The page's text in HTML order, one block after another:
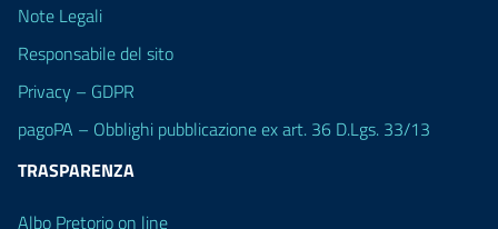
Note Legali
Responsabile del sito
Privacy – GDPR
pagoPA – Obblighi pubblicazione ex art. 36 D.Lgs. 33/13
TRASPARENZA
Albo Pretorio on line